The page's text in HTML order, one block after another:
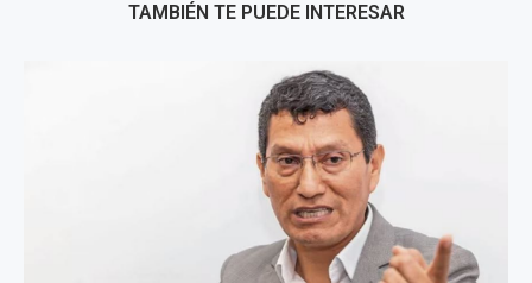
TAMBIÉN TE PUEDE INTERESAR